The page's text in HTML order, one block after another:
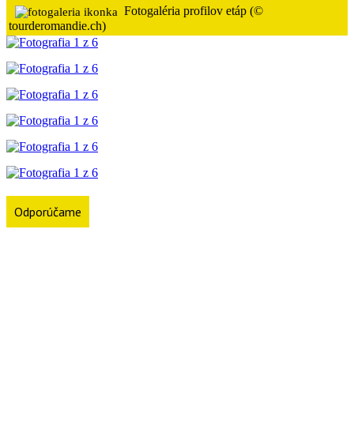
Fotogaléria profilov etáp (©
tourderomandie.ch)
Odporúčame